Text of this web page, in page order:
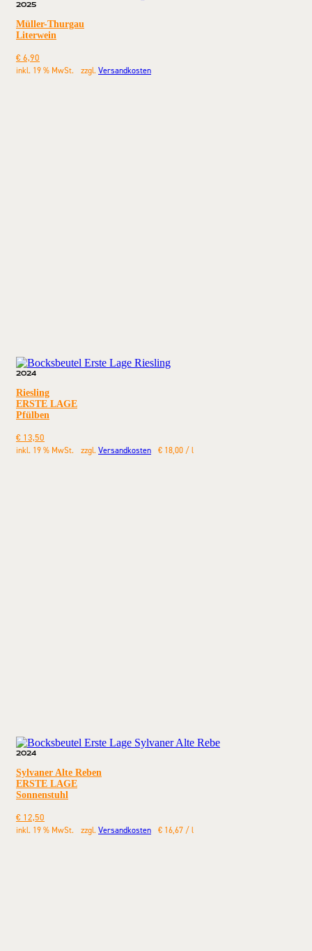
2025
Müller-Thurgau
Literwein
€6,90
inkl. 19 % MwSt. zzgl. Versandkosten
2024
Riesling
ERSTE LAGE
Pfülben
€ 13,50
inkl. 19 % MwSt. zzgl. Versandkosten € 18,00 / l
2024
Sylvaner Alte Reben
ERSTE LAGE
Sonnenstuhl
€ 12,50
inkl. 19 % MwSt. zzgl. Versandkosten € 16,67 / l